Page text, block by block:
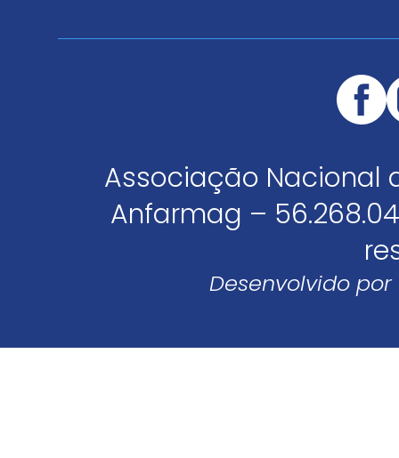
Associação Nacional
Anfarmag –
Desenvolvido por